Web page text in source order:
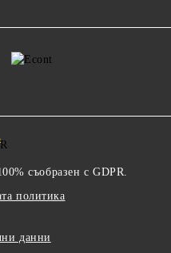
съобразен с GDPR.
политика
данни